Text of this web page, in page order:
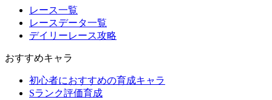
レース一覧
レースデータ一覧
デイリーレース攻略
おすすめキャラ
初心者におすすめの育成キャラ
Sランク評価育成